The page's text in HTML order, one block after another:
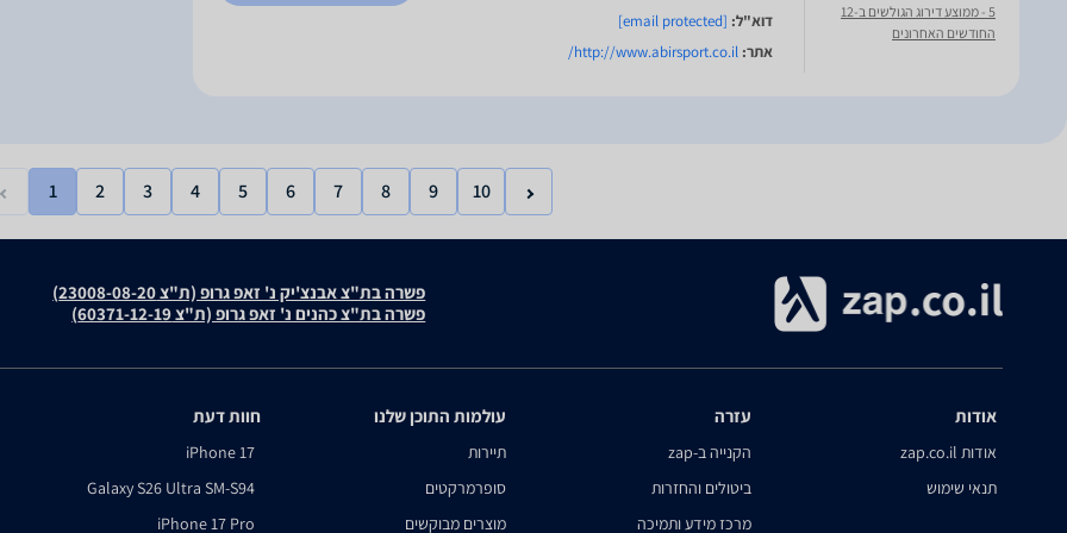
5
- ממוצע דירוג הגולשים ב-12
החודשים האחרונים
דוא"ל: [email protected]
אתר: http://www.abirsport.co.il/
1 2 3 4 5 6 7 8 9 10
פשרה בת"צ אבנצ'יק נ' זאפ גרופ (ת"צ 23008-08-20)
פשרה בת"צ כהנים נ' זאפ גרופ (ת"צ 60371-12-19)
אודות
אודות zap.co.il
תנאי שימוש
עזרה
הקנייה ב-zap
ביטולים והחזרות
מרכז מידע ותמיכה
עולמות התוכן שלנו
תיירות
סופרמרקטים
מוצרים מבוקשים
חוות דעת
iPhone 17
Galaxy S26 Ultra SM-S94
iPhone 17 Pro